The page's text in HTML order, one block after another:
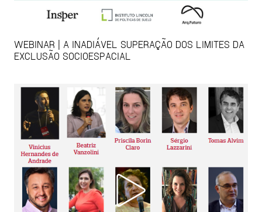
WEBINAR | A INADIÁVEL SUPERAÇÃO DOS LIMITES DA
EXCLUSÃO SOCIOESPACIAL